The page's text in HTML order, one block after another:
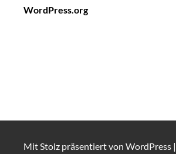
WordPress.org
Mit Stolz präsentiert von WordPress |